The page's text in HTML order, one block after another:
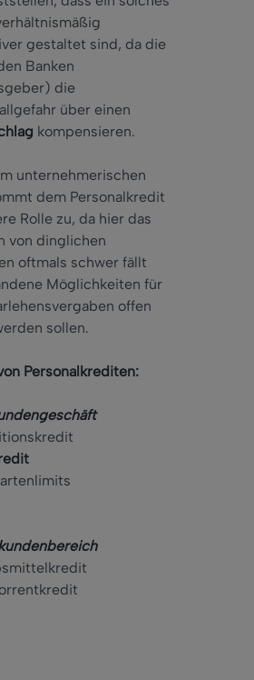
gestaltet sind, da die
Banken
die
über einen
kompensieren.
unternehmerischen
dem Personalkredit
Rolle zu, da hier das
von dinglichen
oftmals schwer fällt
Möglichkeiten für
offen
sollen.
Personalkrediten: